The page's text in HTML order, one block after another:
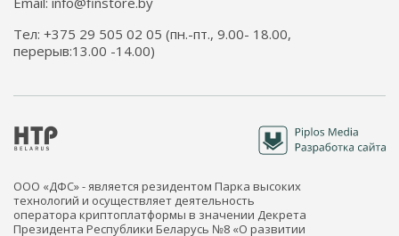
Тел: +375 29 505 02 05 (пн.-пт., 9.00- 18.00,
перерыв:13.00 -14.00)
ООО «ДФС» - является резидентом Парка высоких
технологий и осуществляет деятельность
оператора криптоплатформы в значении Декрета
Президента Республики Беларусь №8 «О развитии